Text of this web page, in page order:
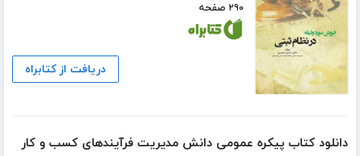
۲۹۰ صفحه
دریافت از کتابراه
دانلود کتاب پیکره عمومی دانش مدیریت فرآیندهای کسب و کار